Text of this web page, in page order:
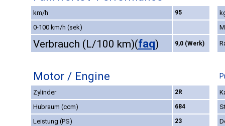
km/h 95
0-100 km/h (sek)
Verbrauch (L/100 km)(faq) 9,0 (Werk)
Motor / Engine
Zylinder 2R
Hubraum (ccm)
684
Leistung (PS)
23